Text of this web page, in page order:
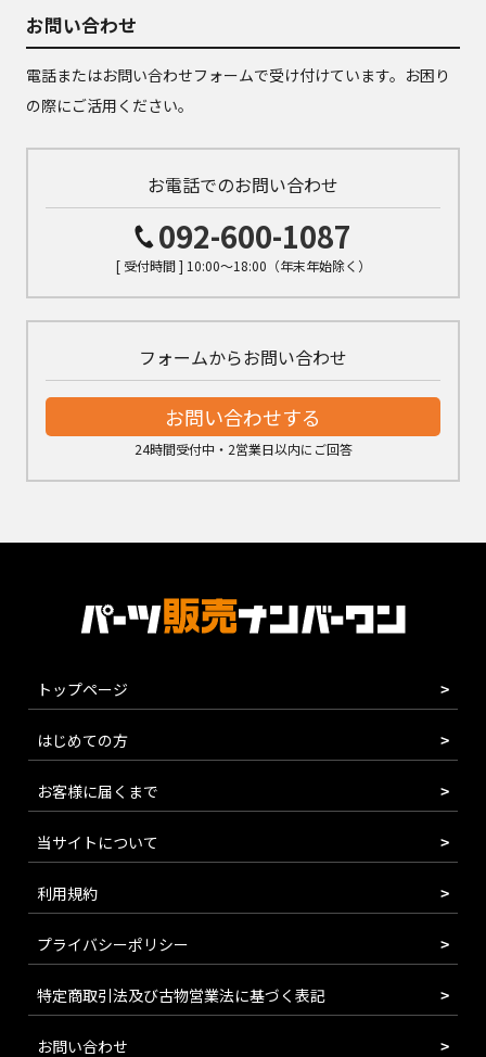
お問い合わせ
電話またはお問い合わせフォームで受け付けています。お困り
の際にご活用ください。
お電話でのお問い合わせ
092-600-1087
[ 受付時間 ] 10:00～18:00（年末年始除く）
フォームからお問い合わせ
お問い合わせする
24時間受付中・2営業日以内にご回答
トップページ
はじめての方
お客様に届くまで
当サイトについて
利用規約
プライバシーポリシー
特定商取引法及び古物営業法に基づく表記
お問い合わせ